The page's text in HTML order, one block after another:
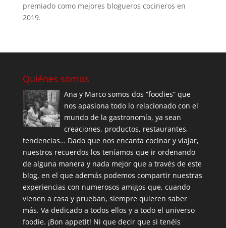
premiado como mejores blogueros cocineros en
2019.
Quiénes somos
Ana y Marco somos dos “foodies” que
nos apasiona todo lo relacionado con el
mundo de la gastronomía, ya sean
creaciones, productos, restaurantes,
tendencias… Dado que nos encanta cocinar y viajar,
nuestros recuerdos los teníamos que ir ordenando
de alguna manera y nada mejor que a través de este
blog, en el que además podemos compartir nuestras
experiencias con numerosos amigos que, cuando
vienen a casa y prueban, siempre quieren saber
más. Va dedicado a todos ellos y a todo el universo
foodie. ¡Bon appetit! Ni que decir que si tenéis